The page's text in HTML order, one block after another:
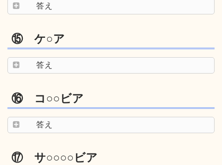
答え
⑮ ケ○ア
答え
⑯ コ○○ビア
答え
⑰ サ○○○○ビア